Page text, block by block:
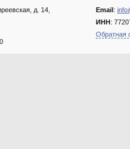
д. 14,
Email:
ИНН:
Обратная